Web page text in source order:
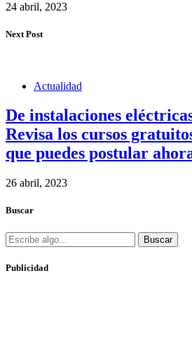
24 abril, 2023
Next Post
Actualidad
De instalaciones
Revisa los cursos
que puedes postular
26 abril, 2023
Buscar
Buscar
Publicidad